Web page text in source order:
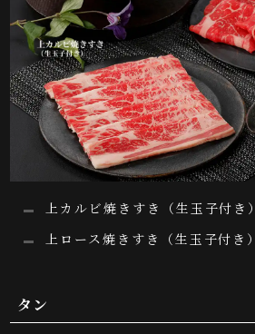
上カルビ焼きすき（生玉子付き）
上ロース焼きすき（生玉子付き）
タン